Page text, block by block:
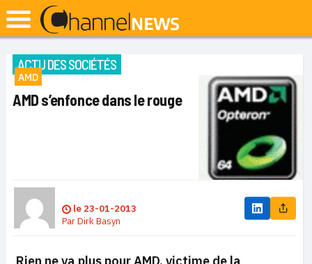
ACTU DES SOCIÉTÉS
AMD
AMD s’enfonce dans le rouge
le 23-01-2013
ParDirk Basyn